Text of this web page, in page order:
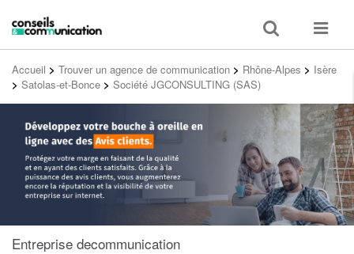
Toggle
search
Toggle
Accueil > Trouver un agence de communication > Rhône-Alpes > Isère
> Satolas-et-Bonce > Société JGCONSULTING (SAS)
Entreprise decommunication